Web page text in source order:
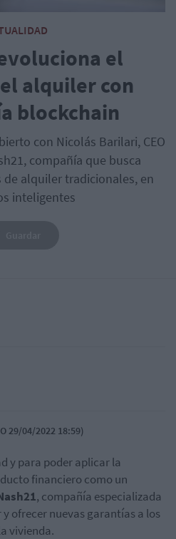
el
alquiler con
blockchain
con Nicolás Barilari, CEO
compañía que busca
alquiler tradicionales, en
inteligentes
29/04/2022 18:59)
y para poder aplicar la
financiero como un
, compañía especializada
ofrecer nuevas garantías a los
vivienda.